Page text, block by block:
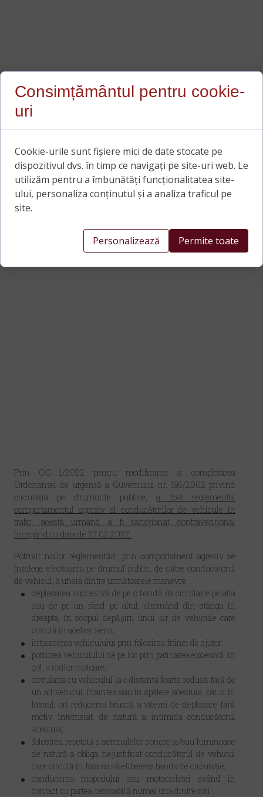
Prin OG 1/2022 pentru modificarea și completarea
Ordonanței de urgență a Guvernului nr. 195/2002 privind
circulația pe drumurile publice,a fost reglementat
comportamentul agresiv al conducătorilor de vehicule în
trafic, acesta urmând a fi sancționat contravențional
începând cu data de 27.02.2022.
Potrivit noilor reglementări, prin comportament agresiv se
înțelege efectuarea pe drumul public, de către conducătorul
de vehicul, a uneia dintre următoarele manevre:
deplasarea succesivă de pe o bandă de circulație pe alta
sau de pe un rând pe altul, alternând din stânga în
dreapta, în scopul depășirii unui șir de vehicule care
circulă în același sens;
întoarcerea vehiculului prin folosirea frânei de ajutor;
pornirea vehiculului de pe loc prin patinarea excesivă, în
gol, a roților motoare;
circulația cu vehiculul la o distanta foarte redusă față de
un alt vehicul, înaintea sau în spatele acestuia, cât și în
lateral, ori reducerea bruscă a vitezei de deplasare fără
motiv întemeiat, de natură a intimida conducătorul
acestuia;
folosirea repetată a semnalelor sonore și/sau luminoase
de natură a obliga nejustificat conducătorul de vehicul
care circulă în fața sa să elibereze banda de circulație;
conducerea mopedului sau motocicletei având în
contact cu partea carosabilă numai una dintre roți;
Consimțământul pentru cookie-
uri
Cookie-urile sunt fișiere mici de date stocate pe
dispozitivul dvs. în timp ce navigați pe site-uri web. Le
utilizăm pentru a îmbunătăți funcționalitatea site-
ului, personaliza conținutul și a analiza traficul pe
site.
Personalizează Permite toate